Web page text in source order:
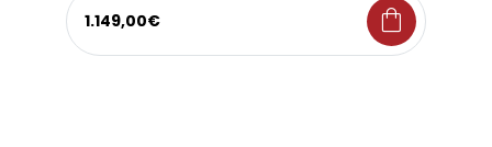
1.149,00€ shopping_bag